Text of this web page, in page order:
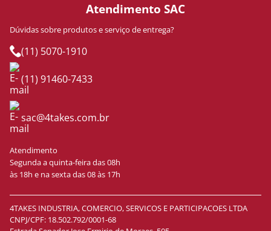
Atendimento SAC
Dúvidas sobre produtos e serviço de entrega?
(11) 5070-1910
(11) 91460-7433
sac@4takes.com.br
Atendimento
Segunda a quinta-feira das 08h
às 18h e na sexta das 08 às 17h
4TAKES INDUSTRIA, COMERCIO, SERVICOS E PARTICIPACOES LTDA
CNPJ/CPF: 18.502.792/0001-68